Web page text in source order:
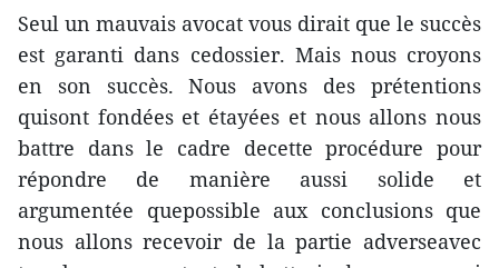
Seul un mauvais avocat vous dirait que le succès
est garanti dans cedossier. Mais nous croyons
en son succès. Nous avons des prétentions
quisont fondées et étayées et nous allons nous
battre dans le cadre decette procédure pour
répondre de manière aussi solide et
argumentée quepossible aux conclusions que
nous allons recevoir de la partie adverseavec